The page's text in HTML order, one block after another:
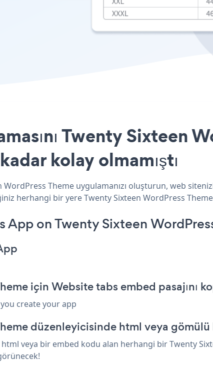
Twenty Sixteen
kolay olmamıştı
Theme uygulamanızı oluşturun, web
herhangi bir yere Twenty Sixteen WordPress
App on Twenty Sixteen
için Website tabs embed pasajını
create your app
düzenleyicisinde html veya
veya bir embed kodu alan herhangi bir Twenty